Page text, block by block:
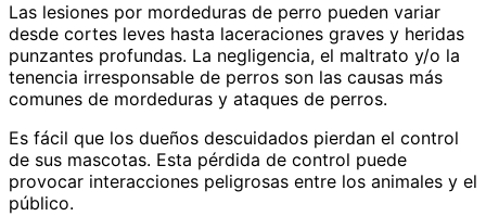
Las lesiones por mordeduras de perro pueden variar
desde cortes leves hasta laceraciones graves y heridas
punzantes profundas. La negligencia, el maltrato y/o la
tenencia irresponsable de perros son las causas más
comunes de mordeduras y ataques de perros.
Es fácil que los dueños descuidados pierdan el control
de sus mascotas. Esta pérdida de control puede
provocar interacciones peligrosas entre los animales y el
público.